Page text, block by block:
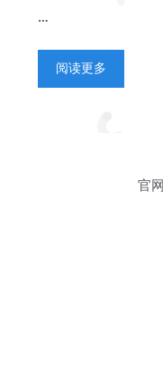
…
阅读更多
官